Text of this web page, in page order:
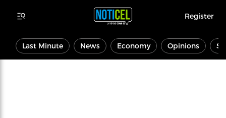
Register
Last Minute News Economy Opinions